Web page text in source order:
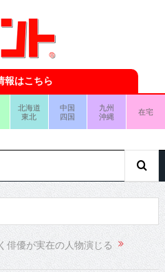
報はこちら
北海道
東北
中国
四国
九州
沖縄
在宅
優が実在の人物演じる